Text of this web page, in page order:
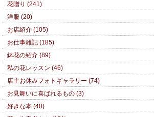
花贈り (241)
洋服 (20)
お店紹介 (105)
お仕事雑記 (185)
鉢花の紹介 (89)
私の花レッスン (46)
店主お休みフォトギャラリー (74)
お見舞いに喜ばれるもの (3)
好きな本 (40)